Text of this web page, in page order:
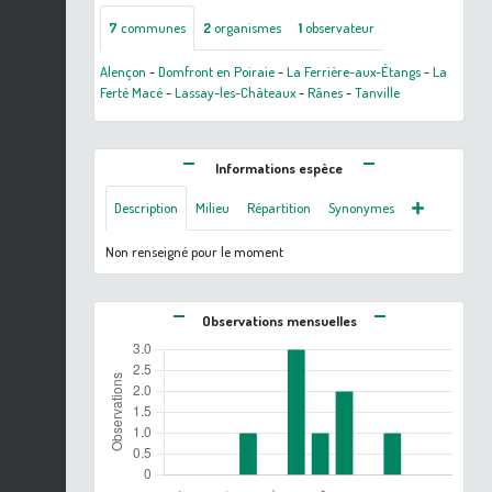
7 communes 2organismes 1observateur
Alençon -Domfront en Poiraie-La Ferrière-aux-Étangs-La
Ferté Macé-Lassay-les-Châteaux-Rânes-Tanville
Informations espèce
Description Milieu Répartition Synonymes
Non renseigné pour le moment
Observations mensuelles